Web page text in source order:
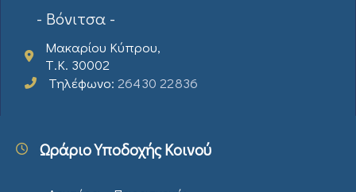
- Βόνιτσα -
Μακαρίου Κύπρου,
Τ.Κ. 30002
Τηλέφωνο: 26430 22836
Ωράριο Υποδοχής Κοινού